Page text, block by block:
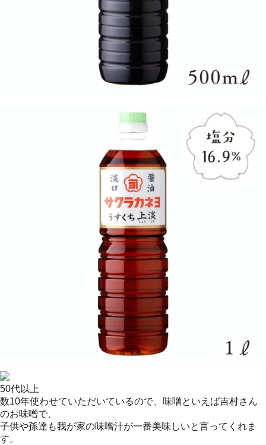
50代以上
数10年使わせていただいているので、味噌といえば吉村さん
のお味噌で、
子供や孫達も我が家の味噌汁が一番美味しいと言ってくれま
す。